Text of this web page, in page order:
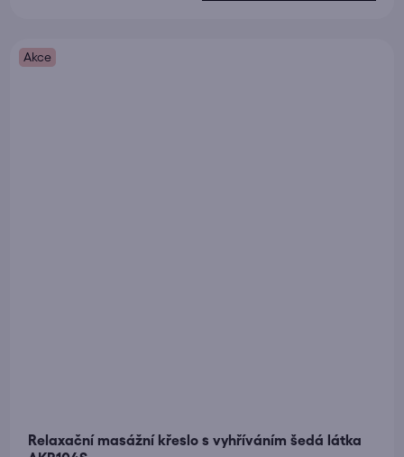
Akce
Relaxační masážní křeslo s vyhříváním šedá látka